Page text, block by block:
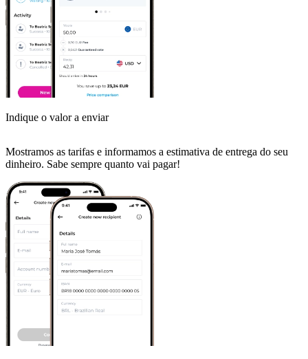
Indique o valor a enviar
Mostramos as tarifas e informamos a estimativa de entrega do seu
dinheiro. Sabe sempre quanto vai pagar!​